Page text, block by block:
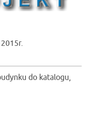
do katalogu,